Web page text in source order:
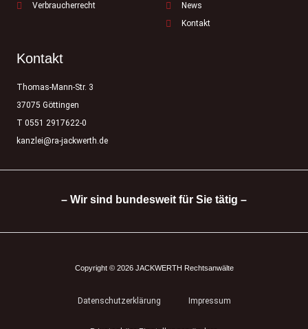
Verbraucherrecht
News
Kontakt
Kontakt
Thomas-Mann-Str. 3
37075 Göttingen
T 0551 2917622-0
kanzlei@ra-jackwerth.de
– Wir sind bundesweit für Sie tätig –
Copyright © 2026 JACKWERTH Rechtsanwälte
Datenschutzerklärung Impressum